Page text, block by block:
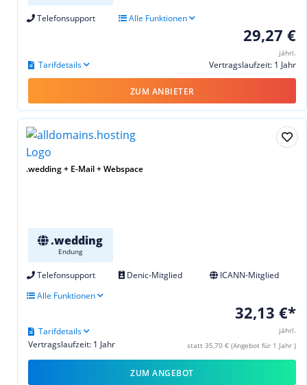
Telefonsupport Alle Funktionen
29,27 €
jährl.
Vertragslaufzeit: 1 Jahr
Tarifdetails
ZUM ANBIETER
.wedding + E-Mail + Webspace
.wedding
Endung
Telefonsupport Denic-Mitglied
ICANN-Mitglied
Alle Funktionen
32,13 €*
jährl.
statt 35,70 € (Angebot für 1 Jahr )
Vertragslaufzeit: 1 Jahr
Tarifdetails
ZUM ANGEBOT